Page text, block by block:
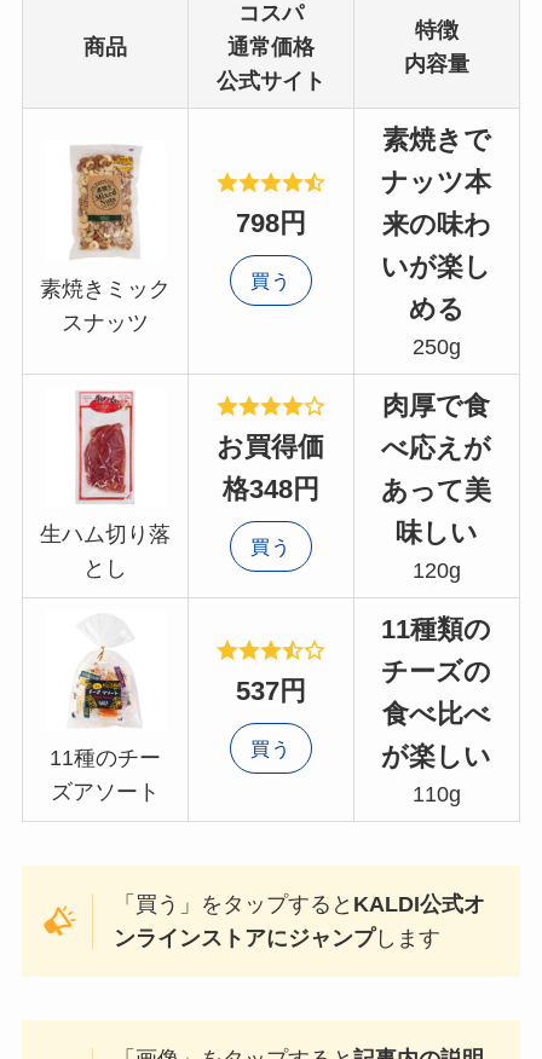
商品
コスパ
通常価格
公式サイト
特徴
内容量
素焼きミック
スナッツ
798円
買う
素焼きで
ナッツ本
来の味わ
いが楽し
める
250g
生ハム切り落
とし
お買得価
格348円
買う
肉厚で食
べ応えが
あって美
味しい
120g
11種のチー
ズアソート
537円
買う
11種類の
チーズの
食べ比べ
が楽しい
110g
「買う」をタップすると KALDI公式オ
ンラインストアにジャンプします